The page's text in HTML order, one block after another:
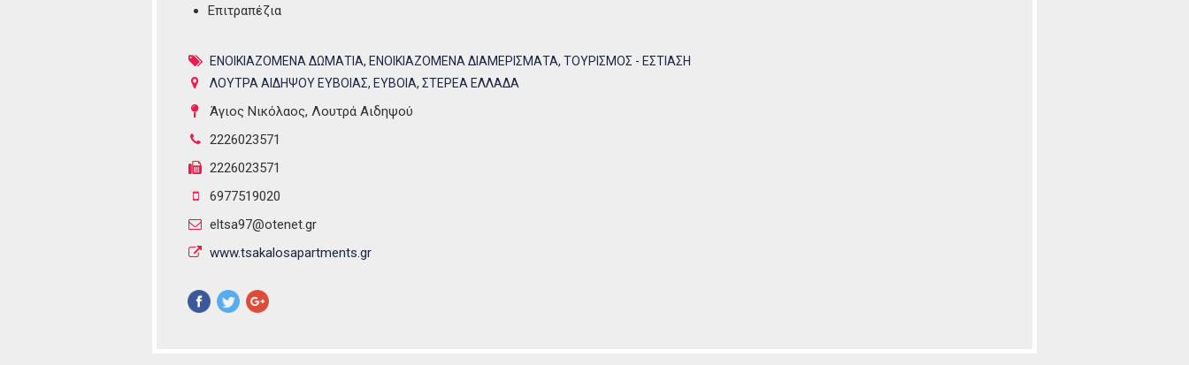
Επιτραπέζια
ΕΝΟΙΚΙΑΖΟΜΕΝΑ ΔΩΜΑΤΙΑ, ΕΝΟΙΚΙΑΖΟΜΕΝΑ ΔΙΑΜΕΡΙΣΜΑΤΑ, ΤΟΥΡΙΣΜΟΣ - ΕΣΤΙΑΣΗ
ΛΟΥΤΡΑ ΑΙΔΗΨΟΥ ΕΥΒΟΙΑΣ, ΕΥΒΟΙΑ, ΣΤΕΡΕΑ ΕΛΛΑΔΑ
Άγιος Νικόλαος, Λουτρά Αιδηψού
2226023571
2226023571
6977519020
eltsa97@otenet.gr
www.tsakalosapartments.gr